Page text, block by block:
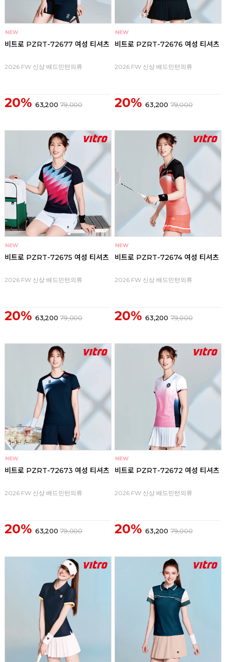
비트로 PZRT-72677 여성 티셔츠
2026 FW 신상 배드민턴의류
20% 63,200 79,000
비트로 PZRT-72676 여성 티셔츠
2026 FW 신상 배드민턴의류
20% 63,200 79,000
비트로 PZRT-72675 여성 티셔츠
2026 FW 신상 배드민턴의류
20% 63,200 79,000
비트로 PZRT-72674 여성 티셔츠
2026 FW 신상 배드민턴의류
20% 63,200 79,000
비트로 PZRT-72673 여성 티셔츠
2026 FW 신상 배드민턴의류
20% 63,200 79,000
비트로 PZRT-72672 여성 티셔츠
2026 FW 신상 배드민턴의류
20% 63,200 79,000